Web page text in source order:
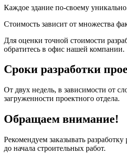
Каждое здание по-своему
Стоимость зависит от множества
Для оценки точной стоимости
обратитесь в офис нашей компании.
Сроки разработки
От двух недель, в зависимости от
загруженности проектного отдела.
Обращаем внимание!
Рекомендуем заказывать разработку
до начала строительных работ.